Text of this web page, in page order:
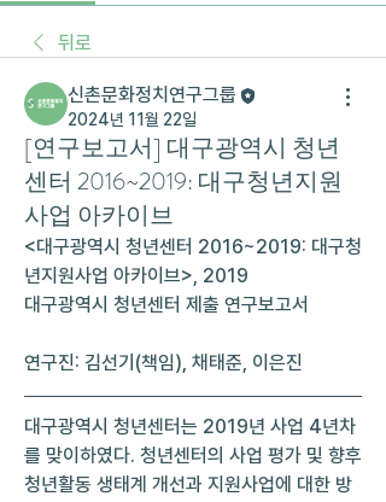
뒤로
신촌문화정치연구그룹
2024년 11월 22일
[연구보고서] 대구광역시 청년
센터 2016~2019: 대구청년지원
사업 아카이브
<대구광역시 청년센터 2016~2019: 대구청
년지원사업 아카이브>, 2019
대구광역시 청년센터 제출 연구보고서
연구진: 김선기(책임), 채태준, 이은진
대구광역시 청년센터는 2019년 사업 4년차
를 맞이하였다. 청년센터의 사업 평가 및 향후
청년활동 생태계 개선과 지원사업에 대한 방